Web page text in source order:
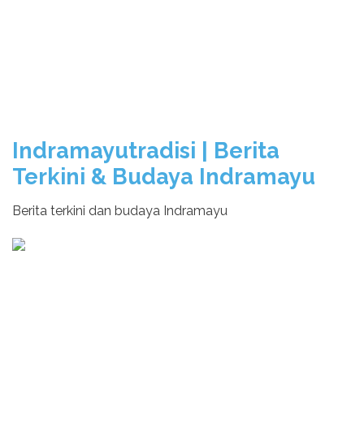
Indramayutradisi | Berita
Terkini & Budaya Indramayu
Berita terkini dan budaya Indramayu